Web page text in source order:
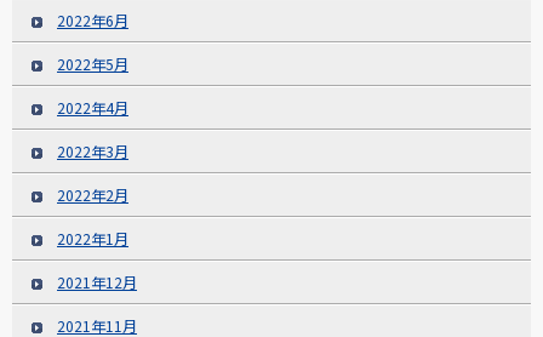
2022年6月
2022年5月
2022年4月
2022年3月
2022年2月
2022年1月
2021年12月
2021年11月